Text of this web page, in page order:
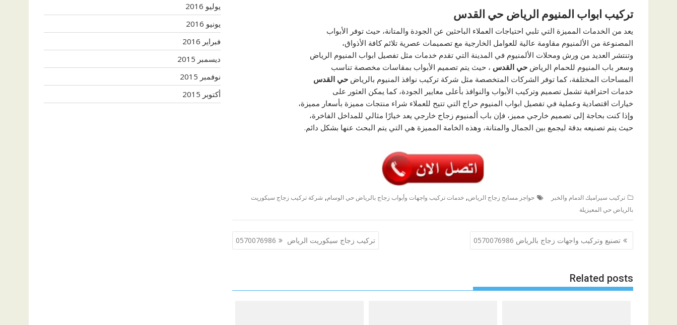
تركيب ابواب المنيوم الرياض حي القدس
يعد من الخدمات المميزة التي تلبي احتياجات العملاء الباحثين عن الجودة والمتانة، حيث توفر الأبواب
المصنوعة من الألمنيوم مقاومة عالية للعوامل الخارجية مع تصميمات عصرية تلائم كافة الأذواق،
وتنتشر العديد من ورش ومحلات الألمنيوم في المدينة التي تقدم خدمات مثل تفصيل ابواب المنيوم الرياض
وسعر باب المنيوم للحمام الرياض حي القدس ، حيث يتم تصميم الأبواب بمقاسات مخصصة تناسب
المساحات المختلفة، كما توفر الشركات المتخصصة مثل شركة تركيب نوافذ المنيوم بالرياض حي القدس
خدمات احترافية تشمل تصميم وتركيب الأبواب والنوافذ بأعلى معايير الجودة، كما يمكن العثور على
خيارات اقتصادية وعملية في تفصيل ابواب المنيوم حراج التي تتيح للعملاء شراء منتجات مميزة بأسعار مميزة،
وإذا كنت بحاجة إلى تصميم خارجي مميز، فإن باب ألمنيوم زجاج خارجي يعد خيارًا مثالي للمداخل الفاخرة،
حيث يتم تصنيعه بدقة ليجمع بين الجمال والمتانة، وهذه الخامة المميزة هي التي يتم البحث عنها بشكل دائم.
تركيب سيراميك الدمام والخبر حواجز مسابح زجاج الرياض, خدمات تركيب واجهات وأبواب زجاج بالرياض حي الوسام, شركة تركيب زجاج سيكوريت
بالرياض حي المعيزيلة
تصفّح
المقالات
تصنيع وتركيب واجهات زجاج بالرياض 0570076986 تركيب زجاج سيكوريت الرياض 0570076986
Related posts
يوليو 2016
يونيو 2016
فبراير 2016
ديسمبر 2015
نوفمبر 2015
أكتوبر 2015